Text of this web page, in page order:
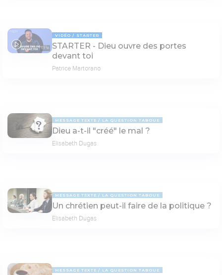
03:18
VIDÉO STARTER
STARTER - Dieu ouvre des portes
devant toi
Patrice Martorano
MESSAGE TEXTE LA QUESTION TABOUE
Dieu a-t-il "créé" le mal ?
Elisabeth Dugas
MESSAGE TEXTE LA QUESTION TABOUE
Un chrétien peut-il faire de la politique ?
Elisabeth Dugas
MESSAGE TEXTE LA QUESTION TABOUE